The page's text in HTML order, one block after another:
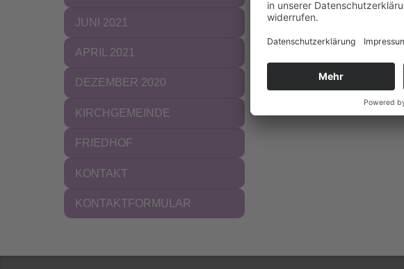
JUNI 2021
APRIL 2021
DEZEMBER 2020
KIRCHGEMEINDE
FRIEDHOF
KONTAKT
KONTAKTFORMULAR